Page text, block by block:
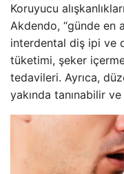
Koruyucu
Akdendo, “günde en
interdental diş ipi ve
tüketimi, şeker
tedavileri. Ayrıca,
yakında tanınabilir